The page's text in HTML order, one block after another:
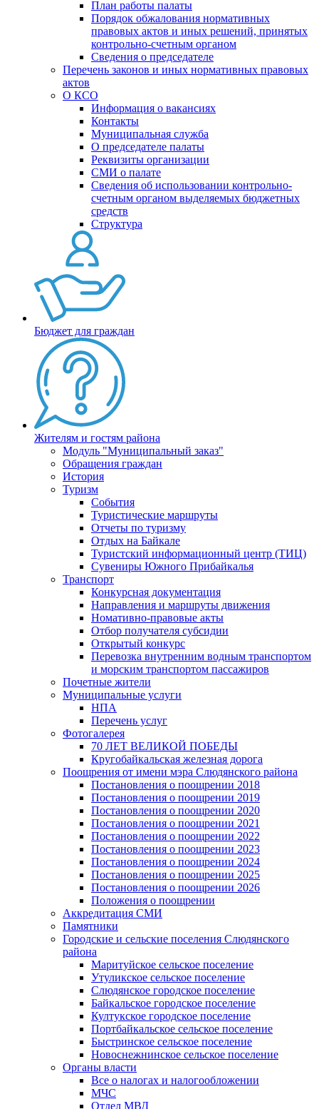
План работы палаты
Порядок обжалования нормативных
правовых актов и иных решений, принятых
контрольно-счетным органом
Сведения о председателе
Перечень законов и иных нормативных правовых
актов
О КСО
Информация о вакансиях
Контакты
Муниципальная служба
О председателе палаты
Реквизиты организации
СМИ о палате
Сведения об использовании контрольно-
счетным органом выделяемых бюджетных
средств
Структура
Бюджет для граждан
Жителям и гостям района
Модуль "Муниципальный заказ"
Обращения граждан
История
Туризм
События
Туристические маршруты
Отчеты по туризму
Отдых на Байкале
Туристский информационный центр (ТИЦ)
Сувениры Южного Прибайкалья
Транспорт
Конкурсная документация
Направления и маршруты движения
Номативно-правовые акты
Отбор получателя субсидии
Открытый конкурс
Перевозка внутренним водным транспортом
и морским транспортом пассажиров
Почетные жители
Муниципальные услуги
НПА
Перечень услуг
Фотогалерея
70 ЛЕТ ВЕЛИКОЙ ПОБЕДЫ
Кругобайкальская железная дорога
Поощрения от имени мэра Слюдянского района
Постановления о поощрении 2018
Постановления о поощрении 2019
Постановления о поощрении 2020
Постановления о поощрении 2021
Постановления о поощрении 2022
Постановления о поощрении 2023
Постановления о поощрении 2024
Постановления о поощрении 2025
Постановления о поощрении 2026
Положения о поощрении
Аккредитация СМИ
Памятники
Городские и сельские поселения Слюдянского
района
Маритуйское сельское поселение
Утуликское сельское поселение
Слюдянское городское поселение
Байкальское городское поселение
Култукское городское поселение
Портбайкальское сельское поселение
Быстринское сельское поселение
Новоснежнинское сельское поселение
Органы власти
Все о налогах и налогообложении
МЧС
Отдел МВД